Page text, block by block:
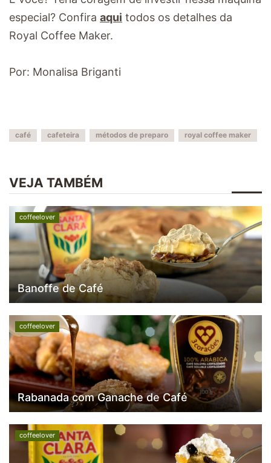
especial? Confira aqui todos os detalhes da
Royal Coffee Maker.
Por: Monalisa Briganti
café cafeteira métodos de preparo royal coffee maker
VEJA TAMBÉM
coffeelover
Banoffe de Café
coffeelover
Rabanada com Ganache de Café
coffeelover